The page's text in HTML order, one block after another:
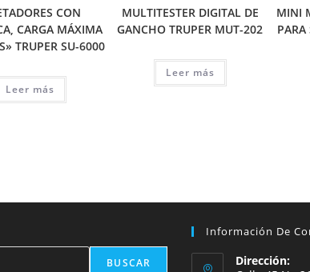
CON
CARGA MÁXIMA
TRUPER SU-6000
Leer más
MULTITESTER DIGITAL DE
GANCHO TRUPER MUT-202
Leer más
MINI
PARA
BUSCAR
Información De
Dirección: